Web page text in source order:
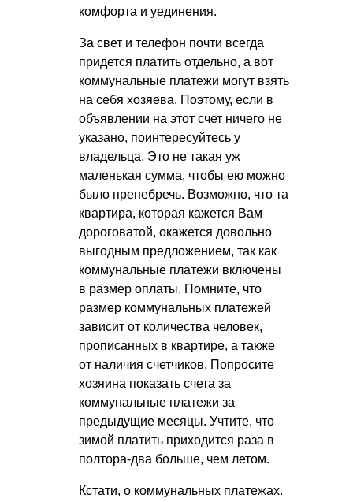
комфорта и уединения.
За свет и телефон почти всегда
придется платить отдельно, а вот
коммунальные платежи могут взять
на себя хозяева. Поэтому, если в
объявлении на этот счет ничего не
указано, поинтересуйтесь у
владельца. Это не такая уж
маленькая сумма, чтобы ею можно
было пренебречь. Возможно, что та
квартира, которая кажется Вам
дороговатой, окажется довольно
выгодным предложением, так как
коммунальные платежи включены
в размер оплаты. Помните, что
размер коммунальных платежей
зависит от количества человек,
прописанных в квартире, а также
от наличия счетчиков. Попросите
хозяина показать счета за
коммунальные платежи за
предыдущие месяцы. Учтите, что
зимой платить приходится раза в
полтора-два больше, чем летом.
Кстати, о коммунальных платежах.